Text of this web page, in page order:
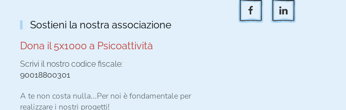
Sostieni la nostra associazione
Dona il 5x1000 a Psicoattività
Scrivi il nostro codice fiscale:
90018800301
A te non costa nulla...Per noi è fondamentale per
realizzare i nostri progetti!